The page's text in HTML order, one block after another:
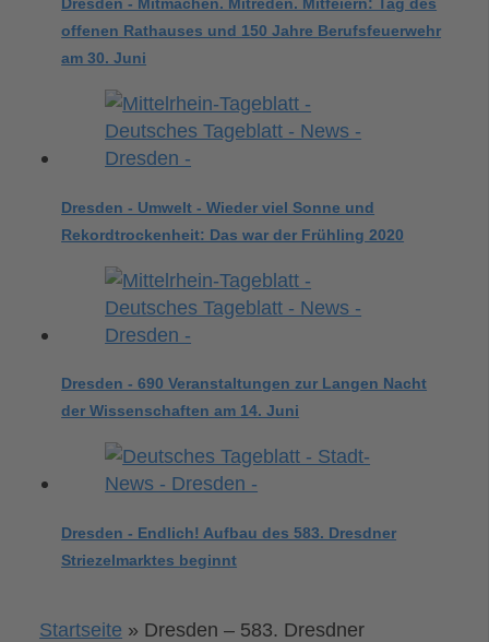
Dresden - Mitmachen. Mitreden. Mitfeiern: Tag des
offenen Rathauses und 150 Jahre Berufsfeuerwehr
am 30. Juni
Dresden - Umwelt - Wieder viel Sonne und
Rekordtrockenheit: Das war der Frühling 2020
Dresden - 690 Veranstaltungen zur Langen Nacht
der Wissenschaften am 14. Juni
Dresden - Endlich! Aufbau des 583. Dresdner
Striezelmarktes beginnt
Startseite » Dresden – 583. Dresdner